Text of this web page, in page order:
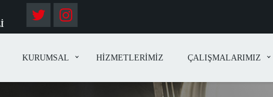
KURUMSAL HİZMETLERİMİZ ÇALIŞMALARIMIZ